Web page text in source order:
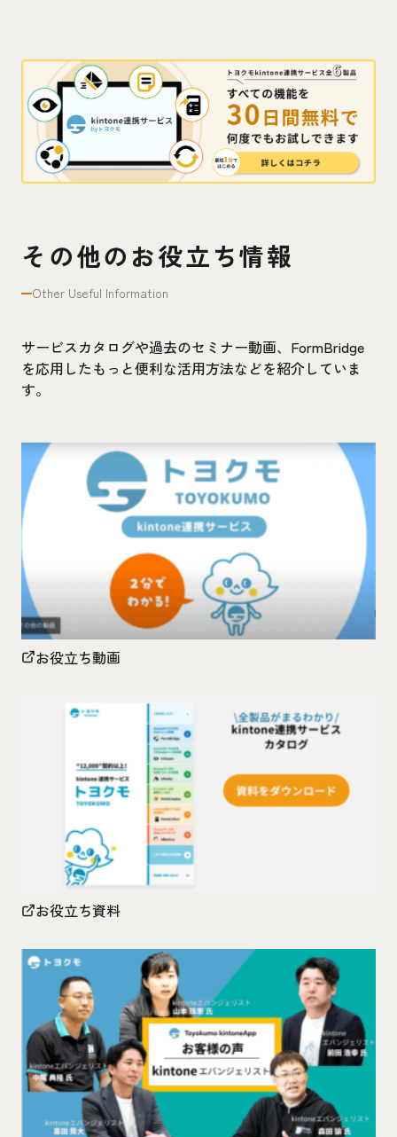
その他のお役立ち情報
Other Useful Information
サービスカタログや過去のセミナー動画、FormBridge
を応用したもっと便利な活用方法などを紹介していま
す。
お役立ち動画
お役立ち資料